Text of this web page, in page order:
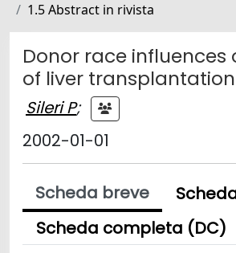
1.5 Abstract in rivista
Donor race
of liver transplantation
Sileri P;
2002-01-01
Scheda breve
Scheda completa (DC)